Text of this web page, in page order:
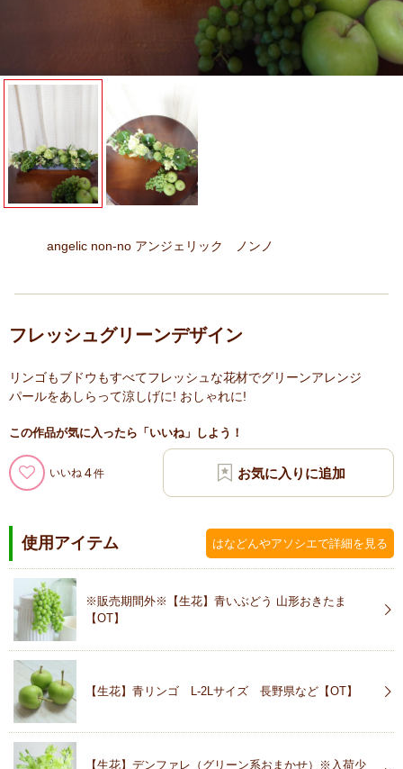
angelic non-no アンジェリック ノンノ
フレッシュグリーンデザイン
リンゴもブドウもすべてフレッシュな花材でグリーンアレンジ
パールをあしらって涼しげに! おしゃれに!
この作品が気に入ったら「いいね」しよう！
いいね 4
使用アイテム はなどんやアソシエで詳細を見る
※販売期間外※【生花】青いぶどう 山形おきたま
【OT】
【生花】青リンゴ L-2Lサイズ 長野県など【OT】
【生花】デンファレ（グリーン系おまかせ）※入荷少